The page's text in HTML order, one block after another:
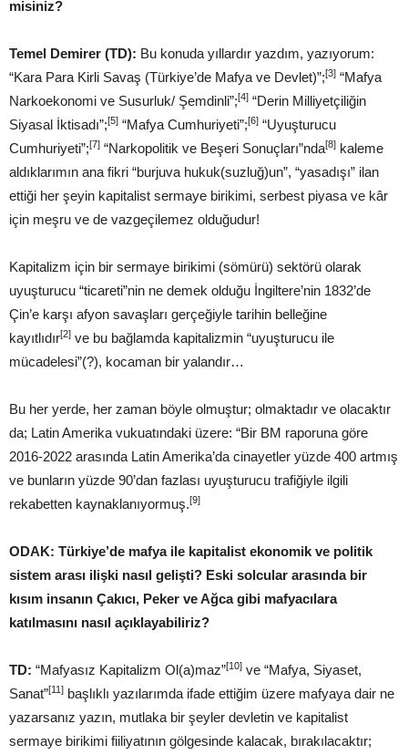
misiniz?
Temel Demirer (TD): Bu konuda yıllardır yazdım, yazıyorum:
“Kara Para Kirli Savaş (Türkiye’de Mafya ve Devlet)”;[3] “Mafya
Narkoekonomi ve Susurluk/ Şemdinli”;[4] “Derin Milliyetçiliğin
Siyasal İktisadı”;[5] “Mafya Cumhuriyeti”;[6] “Uyuşturucu
Cumhuriyeti”;[7] “Narkopolitik ve Beşeri Sonuçları”nda[8] kaleme
aldıklarımın ana fikri “burjuva hukuk(suzluğ)un”, “yasadışı” ilan
ettiği her şeyin kapitalist sermaye birikimi, serbest piyasa ve kâr
için meşru ve de vazgeçilemez olduğudur!
Kapitalizm için bir sermaye birikimi (sömürü) sektörü olarak
uyuşturucu “ticareti”nin ne demek olduğu İngiltere’nin 1832’de
Çin’e karşı afyon savaşları gerçeğiyle tarihin belleğine
kayıtlıdır[2] ve bu bağlamda kapitalizmin “uyuşturucu ile
mücadelesi”(?), kocaman bir yalandır…
Bu her yerde, her zaman böyle olmuştur; olmaktadır ve olacaktır
da; Latin Amerika vukuatındaki üzere: “Bir BM raporuna göre
2016-2022 arasında Latin Amerika’da cinayetler yüzde 400 artmış
ve bunların yüzde 90’dan fazlası uyuşturucu trafiğiyle ilgili
rekabetten kaynaklanıyormuş.[9]
ODAK: Türkiye’de mafya ile kapitalist ekonomik ve politik
sistem arası ilişki nasıl gelişti? Eski solcular arasında bir
kısım insanın Çakıcı, Peker ve Ağca gibi mafyacılara
katılmasını nasıl açıklayabiliriz?
TD: “Mafyasız Kapitalizm Ol(a)maz”[10] ve “Mafya, Siyaset,
Sanat”[11] başlıklı yazılarımda ifade ettiğim üzere mafyaya dair ne
yazarsanız yazın, mutlaka bir şeyler devletin ve kapitalist
sermaye birikimi fiiliyatının gölgesinde kalacak, bırakılacaktır;